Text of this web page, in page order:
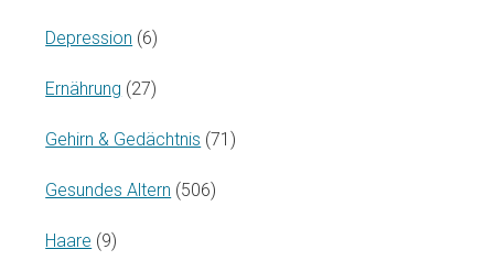
Depression (6)
Ernährung (27)
Gehirn & Gedächtnis (71)
Gesundes Altern (506)
Haare (9)